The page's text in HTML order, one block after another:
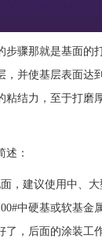
步骤那就是基面的
，并使基层表面达
粘结力，至于打磨
述：
面，建议使用中、
中硬基或软基金
，后面的涂装工